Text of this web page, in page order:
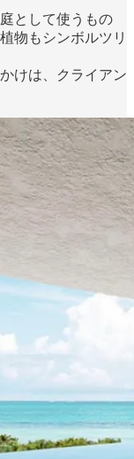
として使うもの
物もシンボルツリ
けは、クライアン